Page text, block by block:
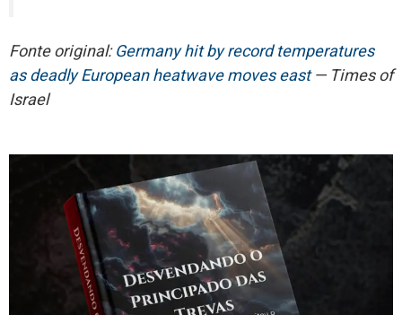
Fonte original:Germany hit by record temperatures
as deadly European heatwave moves east— Times of
Israel